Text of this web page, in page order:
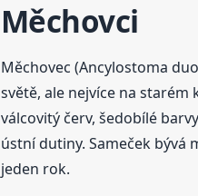
Měchovci
Měchovec (Ancylostoma
světě, ale nejvíce na starém
válcovitý červ, šedobílé
ústní dutiny. Sameček bývá
jeden rok.